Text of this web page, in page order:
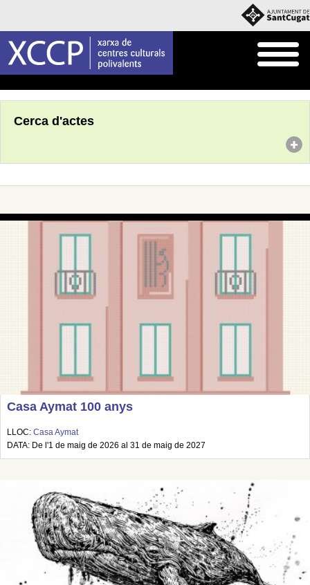
Cerca d'actes
Casa Aymat 100 anys
LLOC: Casa Aymat
DATA: De l'1 de maig de 2026 al 31 de maig de 2027